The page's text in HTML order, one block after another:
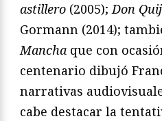
astillero (2005);Don
Gormann (2014);
Mancha que con
centenario dibujó
narrativas
cabe destacar la